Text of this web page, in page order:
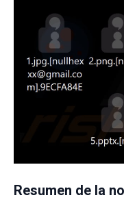
Resumen de la